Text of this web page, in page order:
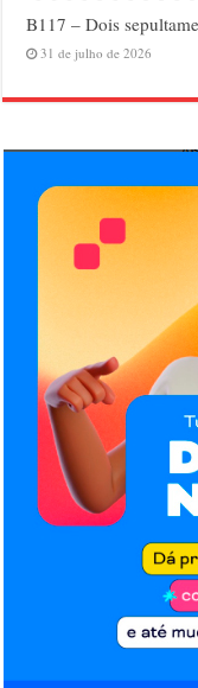
B117 – Dois
31 de julho de 2026